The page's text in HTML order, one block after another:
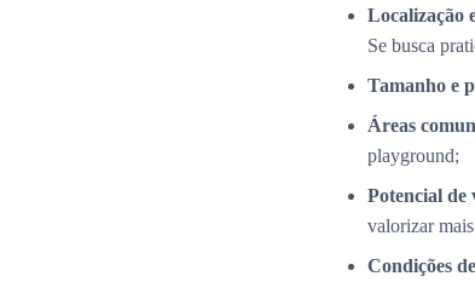
Localização
Se busca
Tamanho e
Áreas
playground;
Potencial de
valorizar
Condições